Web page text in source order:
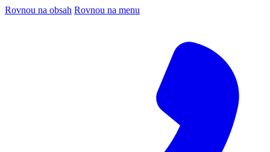
Rovnou na obsah Rovnou na menu